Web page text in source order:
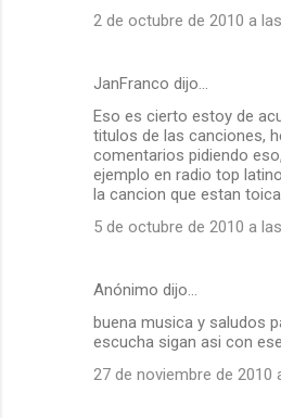
2 de octubre de 2010 a
JanFranco dijo…
Eso es cierto estoy de
titulos de las canciones,
comentarios pidiendo
ejemplo en radio top
la cancion que estan
5 de octubre de 2010 a
Anónimo dijo…
buena musica y saludos
escucha sigan asi con
27 de noviembre de 2010